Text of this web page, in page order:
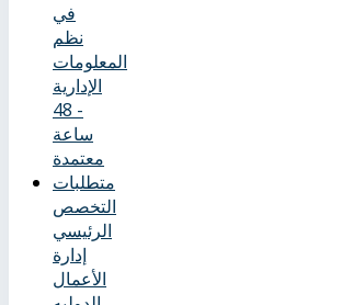
في
نظم
المعلومات
الإدارية
- 48
ساعة
معتمدة
متطلبات
التخصص
الرئيسي
إدارة
الأعمال